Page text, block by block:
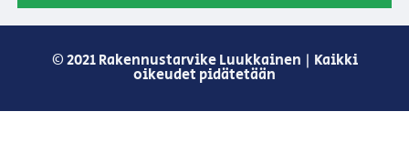
© 2021 Rakennustarvike Luukkainen | Kaikki
oikeudet pidätetään